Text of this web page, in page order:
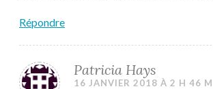
Répondre
Patricia Hays
16 JANVIER 2018 À 2 H 46